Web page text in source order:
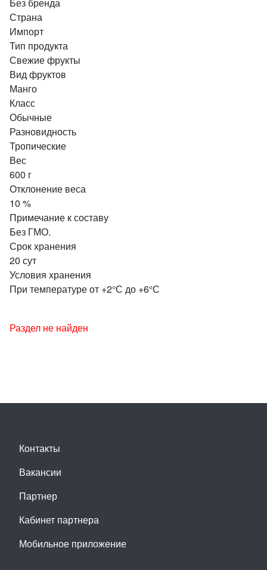
Страна
Импорт
Тип продукта
Свежие фрукты
Вид фруктов
Манго
Класс
Обычные
Разновидность
Тропические
Вес
600 г
Отклонение веса
10 %
Примечание к составу
Без ГМО.
Срок хранения
20 сут
Условия хранения
При температуре от +2°С до +6°С
Раздел не найден
Контакты
Вакансии
Партнер
Кабинет партнера
Мобильное приложение